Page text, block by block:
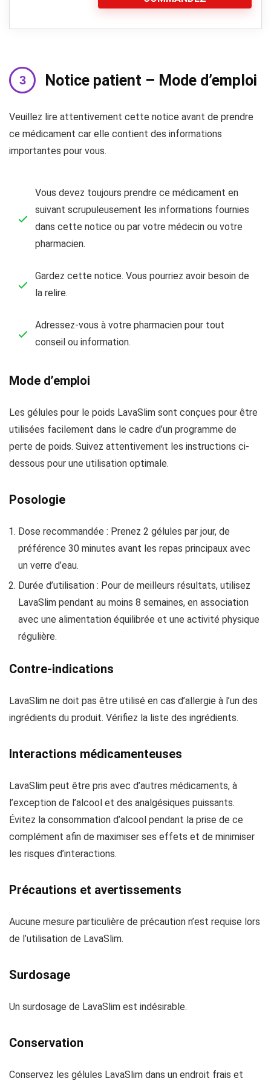
Notice patient – Mode d’emploi
Veuillez lire attentivement cette notice avant de prendre
ce médicament car elle contient des informations
importantes pour vous.
Vous devez toujours prendre ce médicament en
suivant scrupuleusement les informations fournies
dans cette notice ou par votre médecin ou votre
pharmacien.
Gardez cette notice. Vous pourriez avoir besoin de
la relire.
Adressez-vous à votre pharmacien pour tout
conseil ou information.
Mode d’emploi
Les gélules pour le poids LavaSlim sont conçues pour être
utilisées facilement dans le cadre d’un programme de
perte de poids. Suivez attentivement les instructions ci-
dessous pour une utilisation optimale.
Posologie
Dose recommandée : Prenez 2 gélules par jour, de
préférence 30 minutes avant les repas principaux avec
un verre d’eau.
Durée d’utilisation : Pour de meilleurs résultats, utilisez
LavaSlim pendant au moins 8 semaines, en association
avec une alimentation équilibrée et une activité physique
régulière.
Contre-indications
LavaSlim ne doit pas être utilisé en cas d’allergie à l’un des
ingrédients du produit. Vérifiez la liste des ingrédients.
Interactions médicamenteuses
LavaSlim peut être pris avec d’autres médicaments, à
l’exception de l’alcool et des analgésiques puissants.
Évitez la consommation d’alcool pendant la prise de ce
complément afin de maximiser ses effets et de minimiser
les risques d’interactions.
Précautions et avertissements
Aucune mesure particulière de précaution n’est requise lors
de l’utilisation de LavaSlim.
Surdosage
Un surdosage de LavaSlim est indésirable.
Conservation
Conservez les gélules LavaSlim dans un endroit frais et